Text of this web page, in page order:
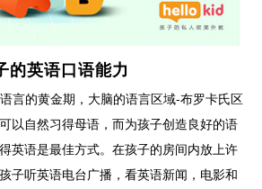
英语口语能力
的黄金期，大脑的语言区域-布罗卡氏区
以自然习得母语，而为孩子创造良好的语
英语是最佳方式。在孩子的房间内放上许
子听英语电台广播，看英语新闻，电影和